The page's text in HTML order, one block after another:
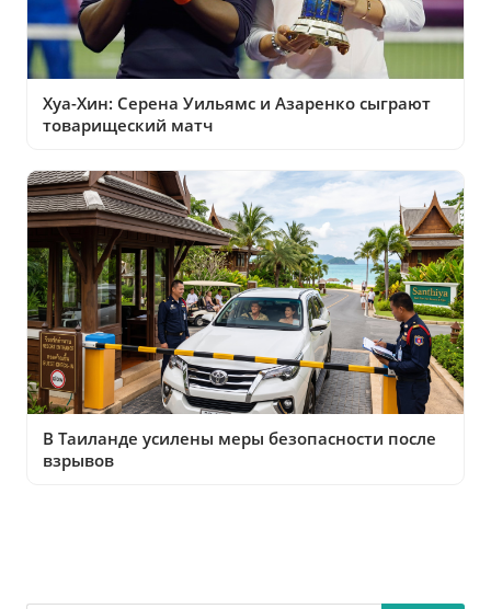
Хуа-Хин: Серена Уильямс и Азаренко сыграют
товарищеский матч
В Таиланде усилены меры безопасности после
взрывов